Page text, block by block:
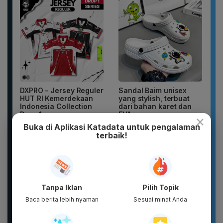
DXPRO - Jersey Reguler
HUT RI Kemerdekaan
Indonesia Collection
Drop 1...
Sandal Baim unisex
yang stylish, terbuat
dari bahan karet dan
EVA...
New 2026 Pamelo.id
Botol Gelas Minum
×
Buka di Aplikasi Katadata untuk pengalaman
terbaik!
Tanpa Iklan
Baca berita lebih nyaman
Pilih Topik
Sesuai minat Anda